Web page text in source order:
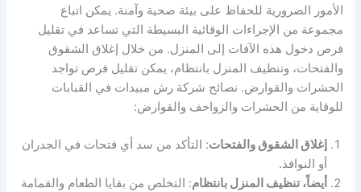
الأمور الضرورية للحفاظ على بيئة صحية وآمنة. يمكن اتباع
مجموعة من الإجراءات الوقائية البسيطة التي تساعد في تقليل
فرص دخول هذه الآفات إلى المنزل. من خلال إغلاق الشقوق
والفتحات، وتنظيف المنزل بانتظام، يمكن تقليل فرص تواجد
الحشرات والقوارض. نصائح شركة رش مبيدات في القبابات
للوقاية من الحشرات والزواحف والقوارض:
إغلاق الشقوق والفتحات: التأكد من سد أي فتحات في الجدران
أو النوافذ.
أيضاً، تنظيف المنزل بانتظام: التخلص من بقايا الطعام والقمامة